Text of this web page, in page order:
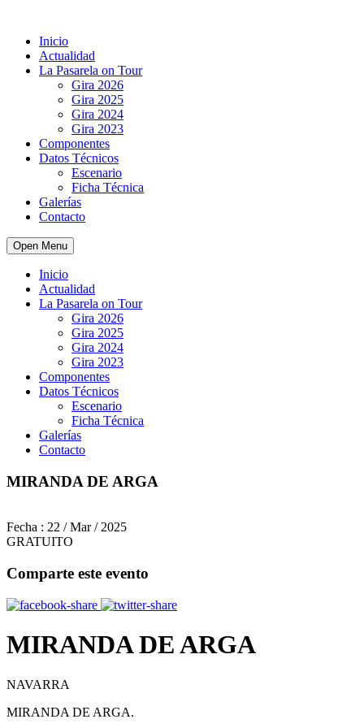
Inicio
Actualidad
La Pasarela on Tour
Gira 2026
Gira 2025
Gira 2024
Gira 2023
Componentes
Datos Técnicos
Escenario
Ficha Técnica
Galerías
Contacto
Open Menu
Inicio
Actualidad
La Pasarela on Tour
Gira 2026
Gira 2025
Gira 2024
Gira 2023
Componentes
Datos Técnicos
Escenario
Ficha Técnica
Galerías
Contacto
MIRANDA DE ARGA
Fecha : 22 / Mar / 2025
GRATUITO
Comparte este evento
MIRANDA DE ARGA
NAVARRA
MIRANDA DE ARGA.